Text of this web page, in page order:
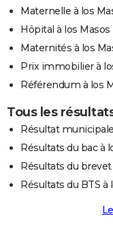
Maternelle à los
Hôpital à los Masos
Maternités à los
Prix immobilier à
Référendum à los
Tous les
Résultat
Résultats du bac à
Résultats du brevet
Résultats du BTS à